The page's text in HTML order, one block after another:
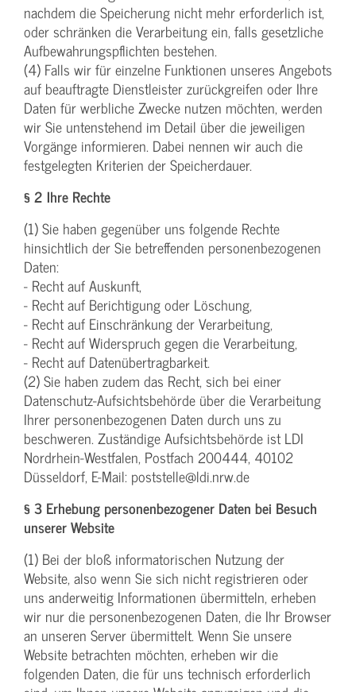
nachdem die Speicherung nicht mehr erforderlich ist,
oder schränken die Verarbeitung ein, falls gesetzliche
Aufbewahrungspflichten bestehen.
(4) Falls wir für einzelne Funktionen unseres Angebots
auf beauftragte Dienstleister zurückgreifen oder Ihre
Daten für werbliche Zwecke nutzen möchten, werden
wir Sie untenstehend im Detail über die jeweiligen
Vorgänge informieren. Dabei nennen wir auch die
festgelegten Kriterien der Speicherdauer.
§ 2 Ihre Rechte
(1) Sie haben gegenüber uns folgende Rechte
hinsichtlich der Sie betreffenden personenbezogenen
Daten:
- Recht auf Auskunft,
- Recht auf Berichtigung oder Löschung,
- Recht auf Einschränkung der Verarbeitung,
- Recht auf Widerspruch gegen die Verarbeitung,
- Recht auf Datenübertragbarkeit.
(2) Sie haben zudem das Recht, sich bei einer
Datenschutz-Aufsichtsbehörde über die Verarbeitung
Ihrer personenbezogenen Daten durch uns zu
beschweren. Zuständige Aufsichtsbehörde ist LDI
Nordrhein-Westfalen, Postfach 200444, 40102
Düsseldorf, E-Mail: poststelle@ldi.nrw.de
§ 3 Erhebung personenbezogener Daten bei Besuch
unserer Website
(1) Bei der bloß informatorischen Nutzung der
Website, also wenn Sie sich nicht registrieren oder
uns anderweitig Informationen übermitteln, erheben
wir nur die personenbezogenen Daten, die Ihr Browser
an unseren Server übermittelt. Wenn Sie unsere
Website betrachten möchten, erheben wir die
folgenden Daten, die für uns technisch erforderlich